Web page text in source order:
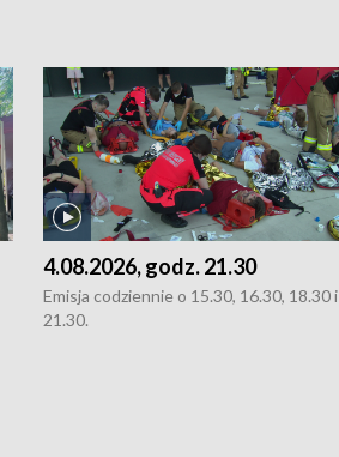
4.08.2026, godz. 21.30
Emisja codziennie o 15.30, 16.30, 18.30 i
21.30.